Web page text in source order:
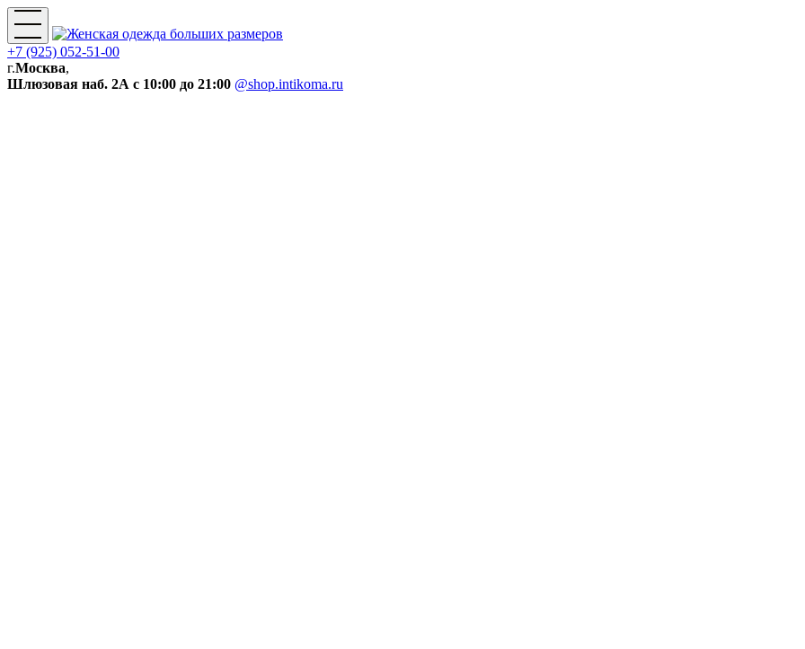
+7 (925) 052-51-00
г.Москва,
Шлюзовая наб. 2А с 10:00 до 21:00 @shop.intikoma.ru